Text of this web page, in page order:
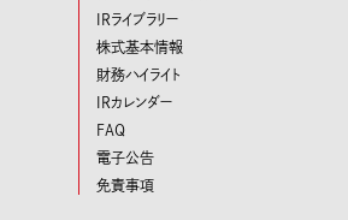
IRライブラリー
株式基本情報
財務ハイライト
IRカレンダー
FAQ
電子公告
免責事項